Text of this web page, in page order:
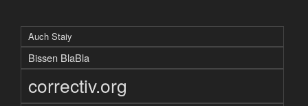
Auch Staiy
Bissen BlaBla
correctiv.org